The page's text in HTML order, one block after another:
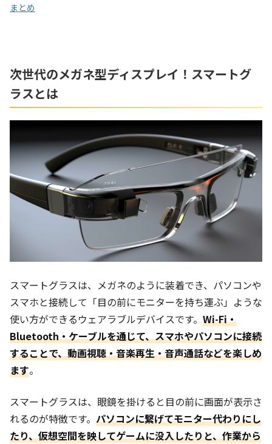
まとめ
次世代のメガネ型ディスプレイ！スマートグ
ラスとは
スマートグラスは、メガネのように装着でき、パソコンや
スマホと接続して「目の前にモニターを持ち運ぶ」ような
使い方ができるウェアラブルデバイスです。 Wi-Fi・
Bluetooth・ケーブルを通じて、スマホやパソコンに接続
することで、動画視聴・音楽再生・音声通話などを楽しめ
ます。
スマートグラスは、眼鏡を掛けると目の前に画面が表示さ
れるのが特徴です。 パソコンに繋げてモニター代わりにし
たり、仮想空間を映してゲームに没入したりと、作業から